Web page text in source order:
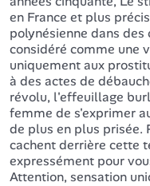
en France et plus
polynésienne dans
considéré comme une
uniquement aux
à des actes de
révolu, l'effeuillage
femme de s'exprimer
de plus en plus prisée.
cachent derrière cette
expressément pour
Attention, sensation